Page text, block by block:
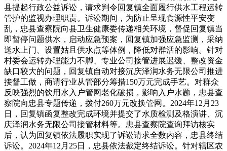
县提起行政公益诉讼，请求判令回复镇全面履行供水工程运转
管护的监视办理职责。诉讼期间，为防止呈现食源性平安变
乱，忠县查察院向县卫生健康委传递相关环境，督促回复镇当
即暂停问题供水，启动应急预案，回复镇加强应急监测，采纳
送水上门、设置姑且供水点等体例，降低对群活的影响。针对
村委会运转办理能力不脚、专业公司接管进展迟缓、整改资金
缺口较大的问题，回复镇自动对接沉庆泽润水务无限公司推进
接督工做，商请行业从管部分筹措150万元完成手艺。对群众
反映强烈的饮用水入户管网老化破损，影响入户水题，忠县查
察院向忠县专题传递，拨付260万元改换管网。2024年12月23
日，回复镇函复整改完成环境并提交了水质检测及格演讲、沉
庆泽润水务无限公司接管材料等。忠县查察院查询拜访核实
后，认为回复镇依法履职实现了诉讼请求全数内容，忠县终结
诉讼。2024年12月25日，忠县依法裁定终结诉讼。针对辖区农